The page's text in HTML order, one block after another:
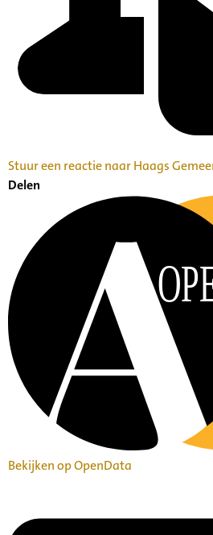
Stuur een reactie naar Haags
Delen
Bekijken op OpenData